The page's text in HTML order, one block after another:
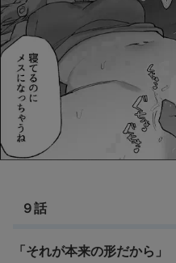
９話
「それが本来の形だから」